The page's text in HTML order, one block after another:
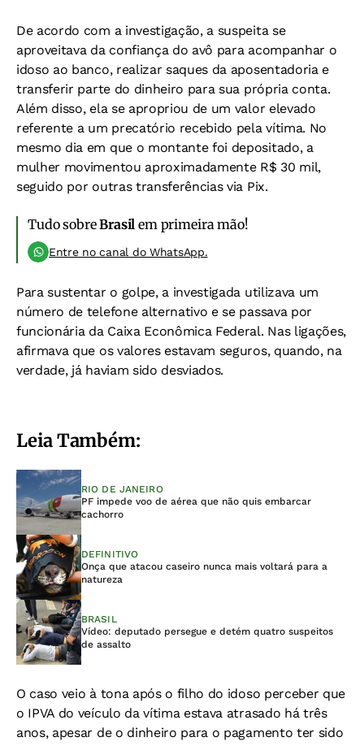
De acordo com a investigação, a suspeita se
aproveitava da confiança do avô para acompanhar o
idoso ao banco, realizar saques da aposentadoria e
transferir parte do dinheiro para sua própria conta.
Além disso, ela se apropriou de um valor elevado
referente a um precatório recebido pela vítima. No
mesmo dia em que o montante foi depositado, a
mulher movimentou aproximadamente R$ 30 mil,
seguido por outras transferências via Pix.
Tudo sobreBrasil em primeira mão!
Entre no canal do WhatsApp.
Para sustentar o golpe, a investigada utilizava um
número de telefone alternativo e se passava por
funcionária da Caixa Econômica Federal. Nas ligações,
afirmava que os valores estavam seguros, quando, na
verdade, já haviam sido desviados.
Leia Também:
RIO DE JANEIRO
PF impede voo de aérea que não quis embarcar
cachorro
DEFINITIVO
Onça que atacou caseiro nunca mais voltará para a
natureza
BRASIL
Vídeo: deputado persegue e detém quatro suspeitos
de assalto
O caso veio à tona após o filho do idoso perceber que
o IPVA do veículo da vítima estava atrasado há três
anos, apesar de o dinheiro para o pagamento ter sido